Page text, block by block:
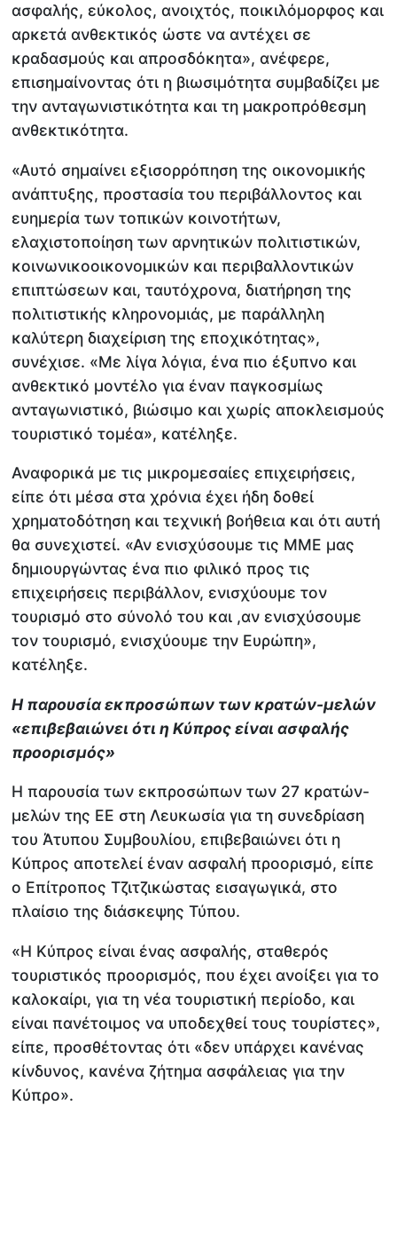
ασφαλής, εύκολος, ανοιχτός, ποικιλόμορφος και
αρκετά ανθεκτικός ώστε να αντέχει σε
κραδασμούς και απροσδόκητα», ανέφερε,
επισημαίνοντας ότι η βιωσιμότητα συμβαδίζει με
την ανταγωνιστικότητα και τη μακροπρόθεσμη
ανθεκτικότητα.
«Αυτό σημαίνει εξισορρόπηση της οικονομικής
ανάπτυξης, προστασία του περιβάλλοντος και
ευημερία των τοπικών κοινοτήτων,
ελαχιστοποίηση των αρνητικών πολιτιστικών,
κοινωνικοοικονομικών και περιβαλλοντικών
επιπτώσεων και, ταυτόχρονα, διατήρηση της
πολιτιστικής κληρονομιάς, με παράλληλη
καλύτερη διαχείριση της εποχικότητας»,
συνέχισε. «Με λίγα λόγια, ένα πιο έξυπνο και
ανθεκτικό μοντέλο για έναν παγκοσμίως
ανταγωνιστικό, βιώσιμο και χωρίς αποκλεισμούς
τουριστικό τομέα», κατέληξε.
Αναφορικά με τις μικρομεσαίες επιχειρήσεις,
είπε ότι μέσα στα χρόνια έχει ήδη δοθεί
χρηματοδότηση και τεχνική βοήθεια και ότι αυτή
θα συνεχιστεί. «Αν ενισχύσουμε τις ΜΜΕ μας
δημιουργώντας ένα πιο φιλικό προς τις
επιχειρήσεις περιβάλλον, ενισχύουμε τον
τουρισμό στο σύνολό του και ,αν ενισχύσουμε
τον τουρισμό, ενισχύουμε την Ευρώπη»,
κατέληξε.
Η παρουσία εκπροσώπων των κρατών-μελών
«επιβεβαιώνει ότι η Κύπρος είναι ασφαλής
προορισμός»
Η παρουσία των εκπροσώπων των 27 κρατών-
μελών της ΕΕ στη Λευκωσία για τη συνεδρίαση
του Άτυπου Συμβουλίου, επιβεβαιώνει ότι η
Κύπρος αποτελεί έναν ασφαλή προορισμό, είπε
ο Επίτροπος Τζιτζικώστας εισαγωγικά, στο
πλαίσιο της διάσκεψης Τύπου.
«Η Κύπρος είναι ένας ασφαλής, σταθερός
τουριστικός προορισμός, που έχει ανοίξει για το
καλοκαίρι, για τη νέα τουριστική περίοδο, και
είναι πανέτοιμος να υποδεχθεί τους τουρίστες»,
είπε, προσθέτοντας ότι «δεν υπάρχει κανένας
κίνδυνος, κανένα ζήτημα ασφάλειας για την
Κύπρο».